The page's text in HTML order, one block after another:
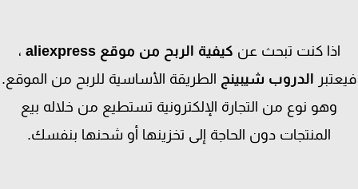
اذا كنت تبحث عنكيفية الربح من موقع aliexpress
،
الدروب شيبينجالطريقة الأساسية للربح من الموقع.
وهو نوع من التجارة الإلكترونية تستطيع من خلاله بيع
المنتجات دون الحاجة إلى تخزينها أو شحنها بنفسك.